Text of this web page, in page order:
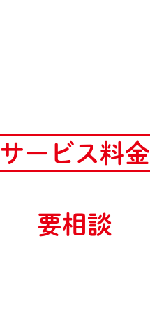
サービス料金
要相談